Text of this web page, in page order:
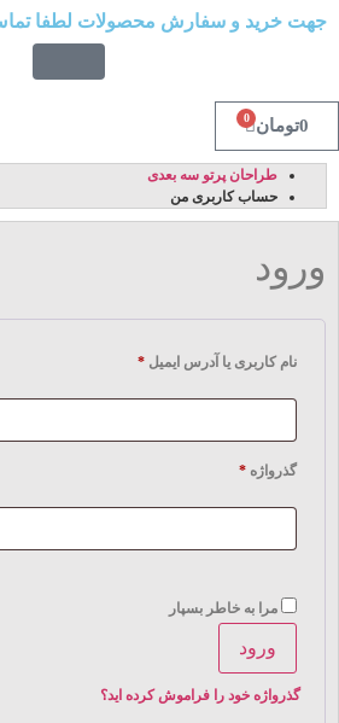
جهت خرید و سفارش محصولات لطفا
0تومان 0
طراحان پرتو سه بعدی
حساب کاربری من
ورود
نام کاربری یا آدرس ایمیل *
گذرواژه *
مرا به خاطر بسپار
ورود
گذرواژه خود را فراموش کرده اید؟